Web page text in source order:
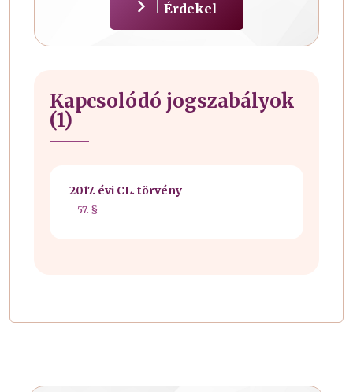
Érdekel
Kapcsolódó jogszabályok
(1)
2017. évi CL. törvény
57. §